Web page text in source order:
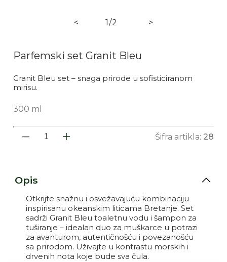
< 1/
od
2 >
Parfemski set Granit Bleu
Granit Bleu set – snaga prirode u sofisticiranom
mirisu.
300 ml
Smanji količinu proizvoda
Povećaj količinu
Šifra artikla: 28
Opis
Otkrijte snažnu i osvežavajuću kombinaciju
inspirisanu okeanskim liticama Bretanje. Set
sadrži Granit Bleu toaletnu vodu i šampon za
tuširanje – idealan duo za muškarce u potrazi
za avanturom, autentičnošću i povezanošću
sa prirodom. Uživajte u kontrastu morskih i
drvenih nota koje bude sva čula.